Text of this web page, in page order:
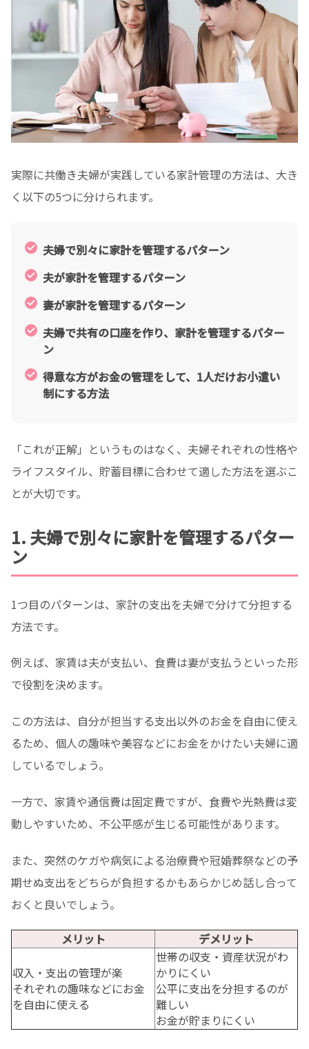
実際に共働き夫婦が実践している家計管理の方法は、大き
く以下の5つに分けられます。
夫婦で別々に家計を管理するパターン
夫が家計を管理するパターン
妻が家計を管理するパターン
夫婦で共有の口座を作り、家計を管理するパター
ン
得意な方がお金の管理をして、1人だけお小遣い
制にする方法
「これが正解」というものはなく、夫婦それぞれの性格や
ライフスタイル、貯蓄目標に合わせて適した方法を選ぶこ
とが大切です。
1. 夫婦で別々に家計を管理するパター
ン
1つ目のパターンは、家計の支出を夫婦で分けて分担する
方法です。
例えば、家賃は夫が支払い、食費は妻が支払うといった形
で役割を決めます。
この方法は、自分が担当する支出以外のお金を自由に使え
るため、個人の趣味や美容などにお金をかけたい夫婦に適
しているでしょう。
一方で、家賃や通信費は固定費ですが、食費や光熱費は変
動しやすいため、不公平感が生じる可能性があります。
また、突然のケガや病気による治療費や冠婚葬祭などの予
期せぬ支出をどちらが負担するかもあらかじめ話し合って
おくと良いでしょう。
メリット デメリット
収入・支出の管理が楽
それぞれの趣味などにお金
を自由に使える
世帯の収支・資産状況がわ
かりにくい
公平に支出を分担するのが
難しい
お金が貯まりにくい